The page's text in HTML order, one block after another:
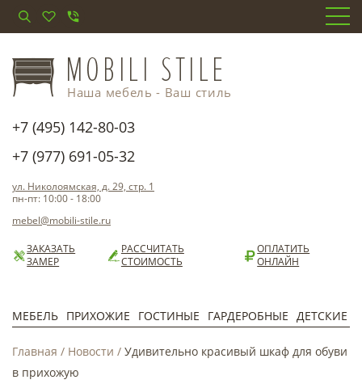
Наша мебель - Ваш стиль
+7 (495) 142-80-03
+7 (977) 691-05-32
ул. Николоямская, д. 29, стр. 1
пн-пт: 10:00 - 18:00
mebel@mobili-stile.ru
ЗАКАЗАТЬ
ЗАМЕР
РАССЧИТАТЬ
СТОИМОСТЬ
ОПЛАТИТЬ
ОНЛАЙН
МЕБЕЛЬ ПРИХОЖИЕ ГОСТИНЫЕ ГАРДЕРОБНЫЕ ДЕТСКИЕ
Главная / Новости / Удивительно красивый шкаф для обуви
в прихожую